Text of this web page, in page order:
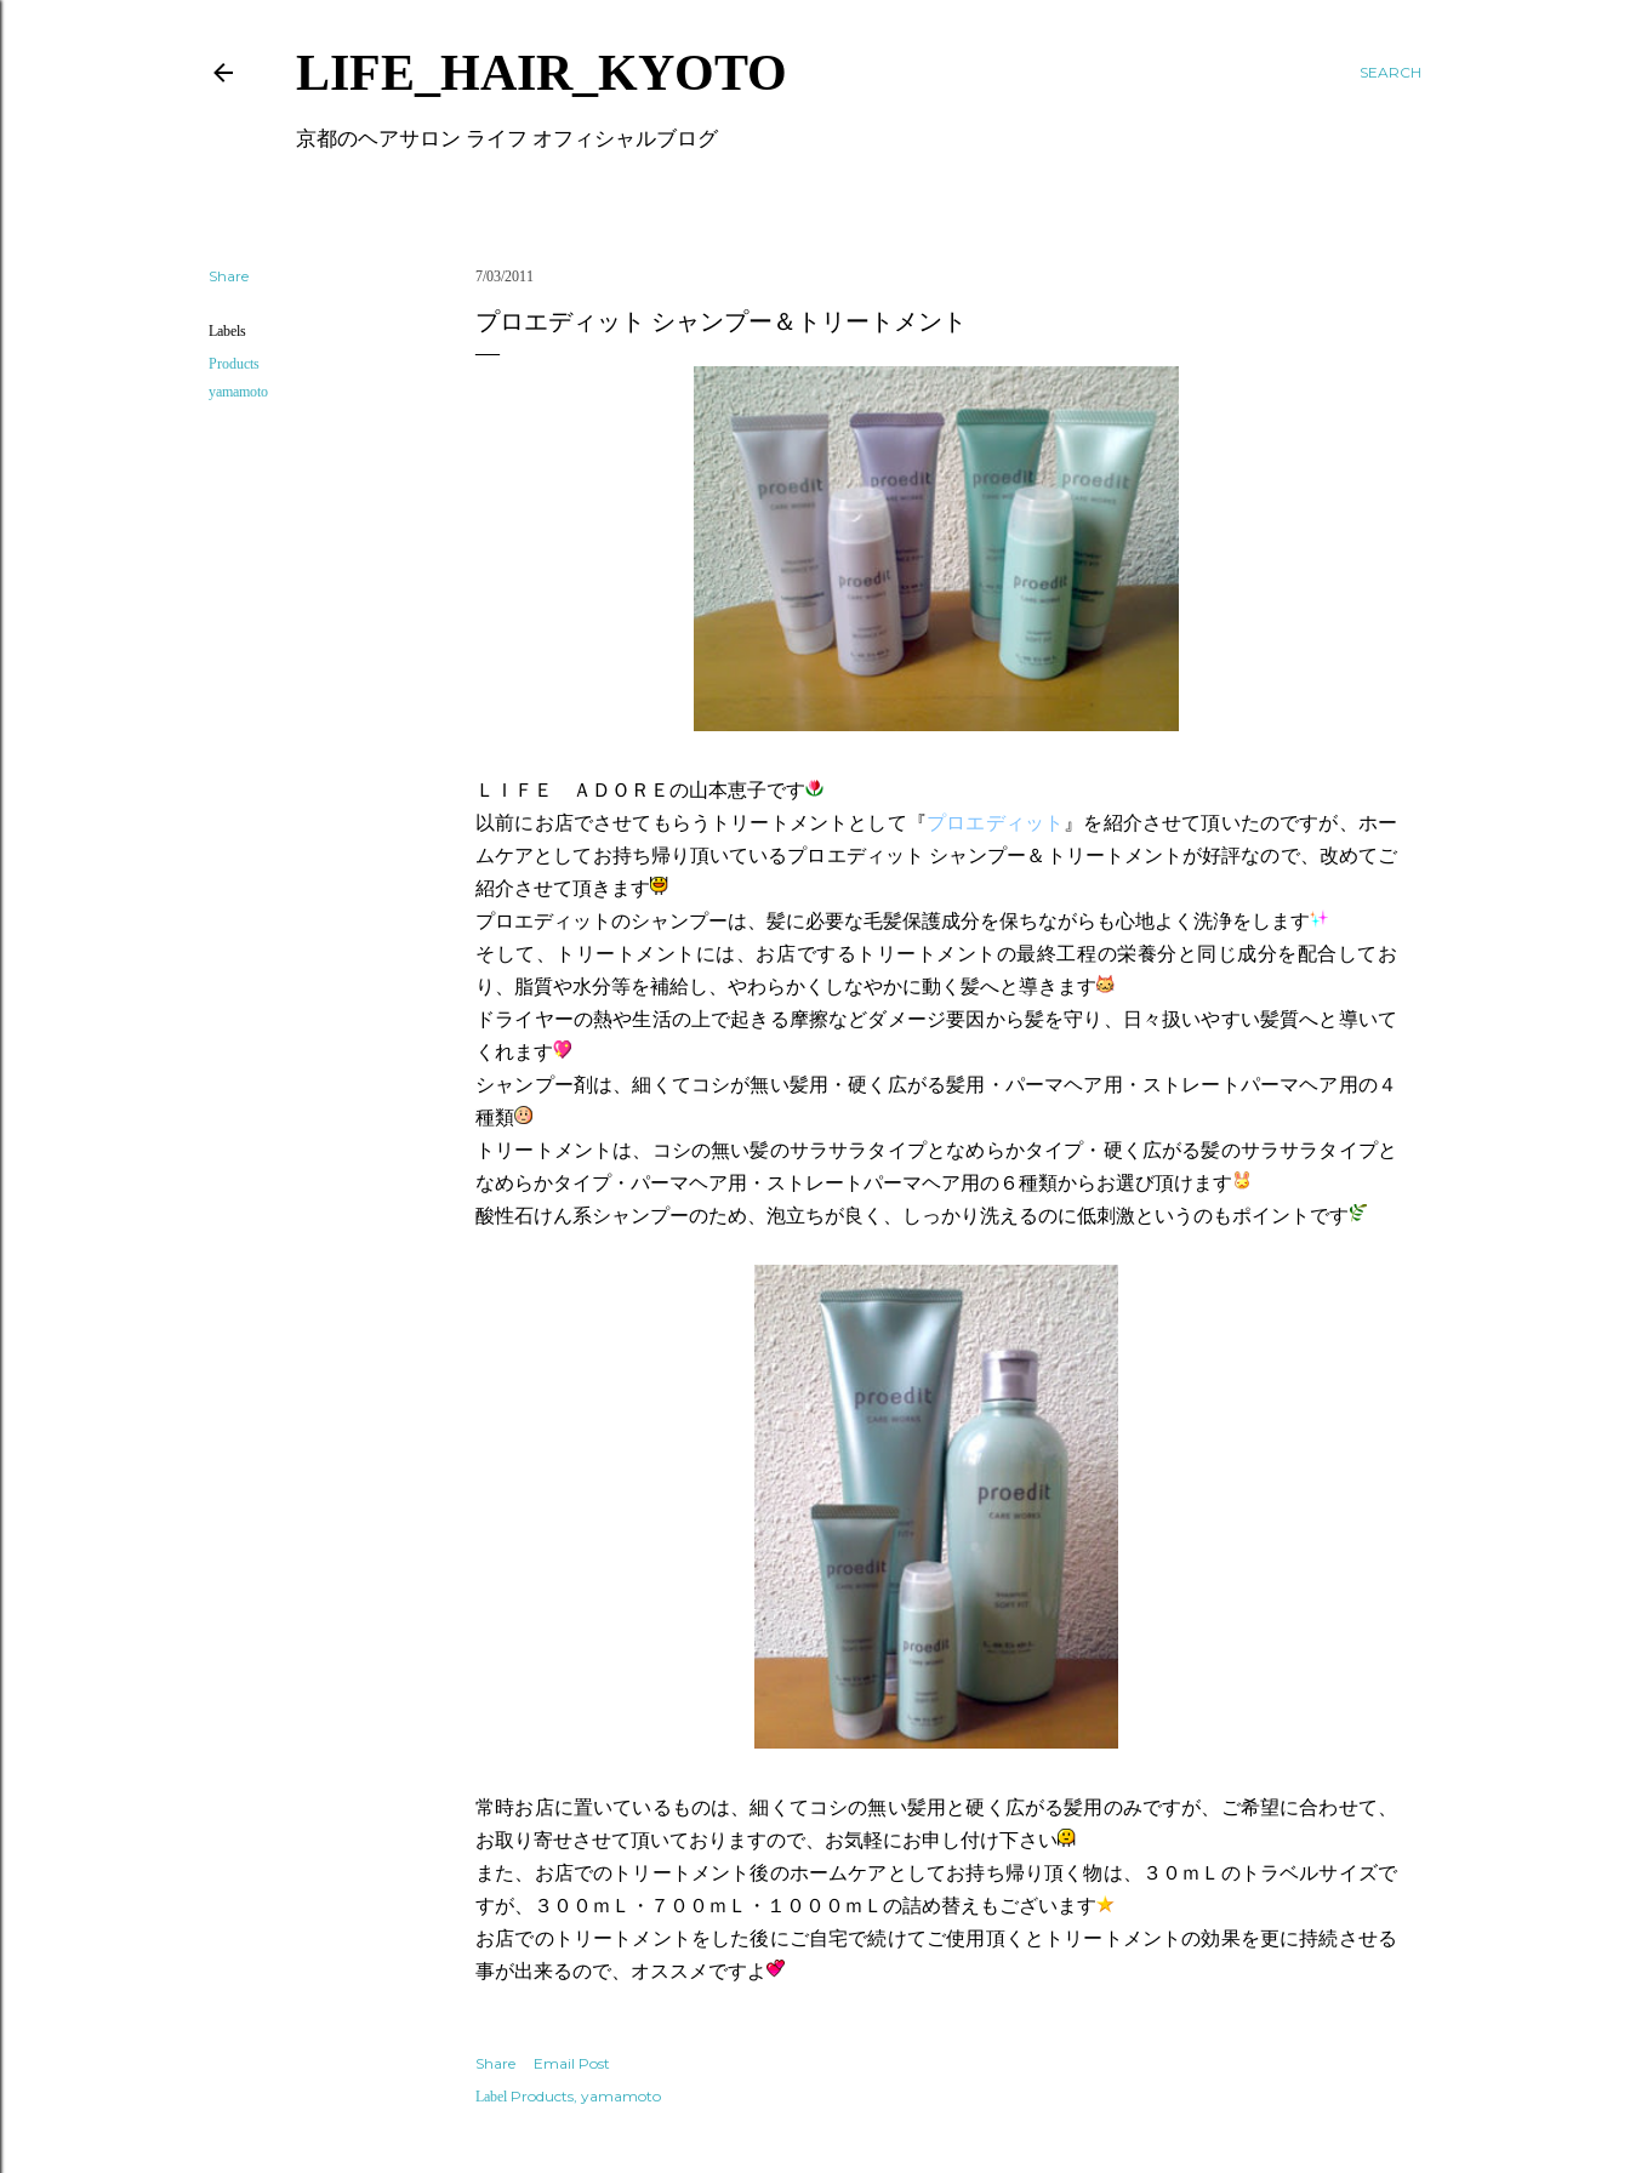
SEARCH
LIFE_HAIR_KYOTO
京都のヘアサロン ライフ オフィシャルブログ
Share
Labels
Products
yamamoto
7/03/2011
プロエディット シャンプー＆トリートメント
ＬＩＦＥ ＡＤＯＲＥの山本恵子です
以前にお店でさせてもらうトリートメントとして『プロエディット 』を紹介させて頂いたのですが、ホー
ムケアとしてお持ち帰り頂いているプロエディット シャンプー＆トリートメントが好評なので、改めてご
紹介させて頂きます
プロエディットのシャンプーは、髪に必要な毛髪保護成分を保ちながらも心地よく洗浄をします
そして、トリートメントには、お店でするトリートメントの最終工程の栄養分と同じ成分を配合してお
り、脂質や水分等を補給し、やわらかくしなやかに動く髪へと導きます
ドライヤーの熱や生活の上で起きる摩擦などダメージ要因から髪を守り、日々扱いやすい髪質へと導いて
くれます
シャンプー剤は、細くてコシが無い髪用・硬く広がる髪用・パーマヘア用・ストレートパーマヘア用の４
種類
トリートメントは、コシの無い髪のサラサラタイプとなめらかタイプ・硬く広がる髪のサラサラタイプと
なめらかタイプ・パーマヘア用・ストレートパーマヘア用の６種類からお選び頂けます
酸性石けん系シャンプーのため、泡立ちが良く、しっかり洗えるのに低刺激というのもポイントです
常時お店に置いているものは、細くてコシの無い髪用と硬く広がる髪用のみですが、ご希望に合わせて、
お取り寄せさせて頂いておりますので、お気軽にお申し付け下さい
また、お店でのトリートメント後のホームケアとしてお持ち帰り頂く物は、３０ｍＬのトラベルサイズで
すが、３００ｍＬ・７００ｍＬ・１０００ｍＬの詰め替えもございます
お店でのトリートメントをした後にご自宅で続けてご使用頂くとトリートメントの効果を更に持続させる
事が出来るので、オススメですよ
Share Email Post
Label Products yamamoto